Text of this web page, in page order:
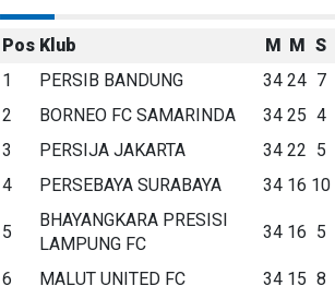
Pos Klub M M S
1
PERSIB BANDUNG 34 24 7
2
BORNEO FC SAMARINDA 34 25 4
3
PERSIJA JAKARTA 34 22 5
4
PERSEBAYA SURABAYA 34 16 10
5
BHAYANGKARA PRESISI
LAMPUNG FC
34 16 5
6 MALUT UNITED FC 34 15 8